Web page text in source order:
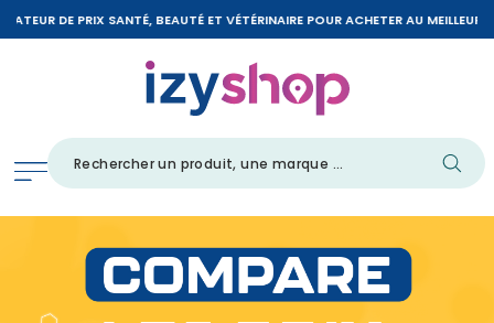
DE PRIX SANTÉ, BEAUTÉ ET VÉTÉRINAIRE POUR ACHETER AU MEILLEUR